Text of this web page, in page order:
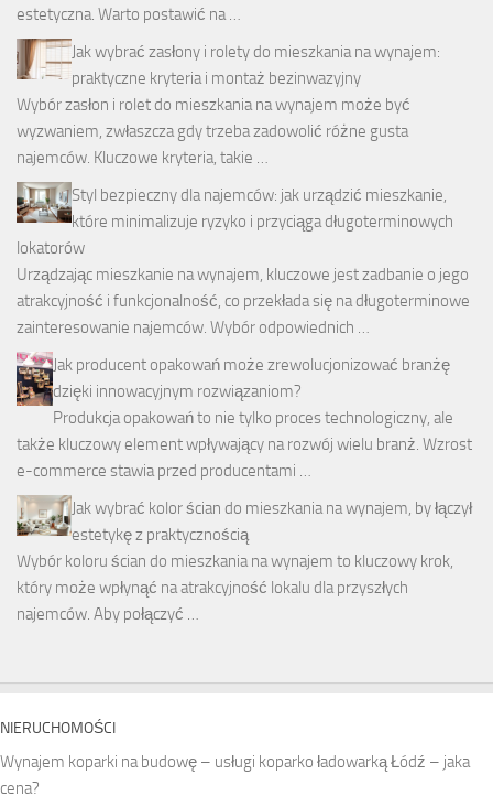
estetyczna. Warto postawić na …
Jak wybrać zasłony i rolety do mieszkania na wynajem:
praktyczne kryteria i montaż bezinwazyjny
Wybór zasłon i rolet do mieszkania na wynajem może być
wyzwaniem, zwłaszcza gdy trzeba zadowolić różne gusta
najemców. Kluczowe kryteria, takie …
Styl bezpieczny dla najemców: jak urządzić mieszkanie,
które minimalizuje ryzyko i przyciąga długoterminowych
lokatorów
Urządzając mieszkanie na wynajem, kluczowe jest zadbanie o jego
atrakcyjność i funkcjonalność, co przekłada się na długoterminowe
zainteresowanie najemców. Wybór odpowiednich …
Jak producent opakowań może zrewolucjonizować branżę
dzięki innowacyjnym rozwiązaniom?
Produkcja opakowań to nie tylko proces technologiczny, ale
także kluczowy element wpływający na rozwój wielu branż. Wzrost
e-commerce stawia przed producentami …
Jak wybrać kolor ścian do mieszkania na wynajem, by łączył
estetykę z praktycznością
Wybór koloru ścian do mieszkania na wynajem to kluczowy krok,
który może wpłynąć na atrakcyjność lokalu dla przyszłych
najemców. Aby połączyć …
NIERUCHOMOŚCI
Wynajem koparki na budowę – usługi koparko ładowarką Łódź – jaka
cena?